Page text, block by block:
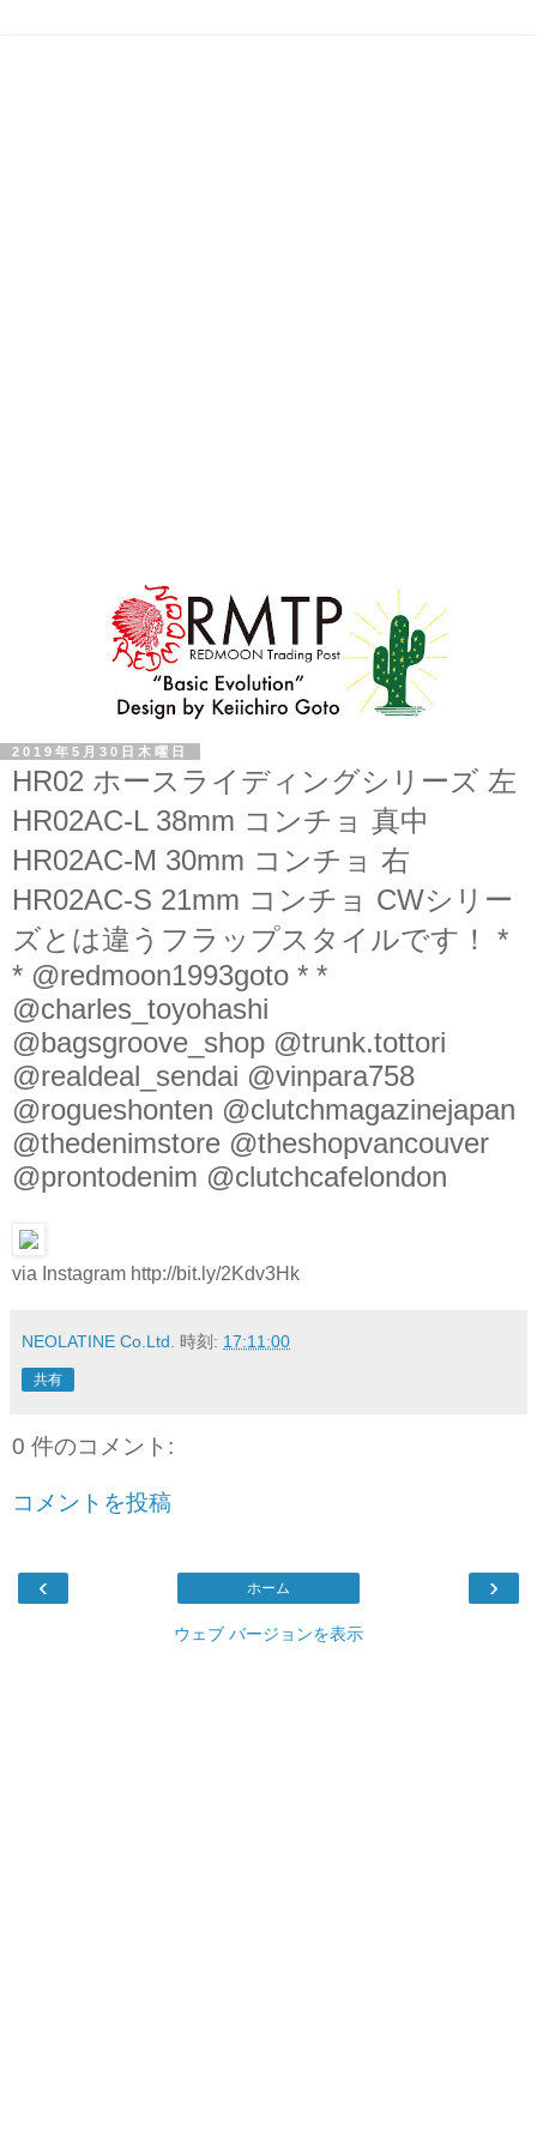
2019年5月30日木曜日
HR02 ホースライディングシリーズ 左
HR02AC-L 38mm コンチョ 真中
HR02AC-M 30mm コンチョ 右
HR02AC-S 21mm コンチョ CWシリー
ズとは違うフラップスタイルです！ *
* @redmoon1993goto * *
@charles_toyohashi
@bagsgroove_shop @trunk.tottori
@realdeal_sendai @vinpara758
@rogueshonten @clutchmagazinejapan
@thedenimstore @theshopvancouver
@prontodenim @clutchcafelondon
via Instagram http://bit.ly/2Kdv3Hk
NEOLATINE Co.Ltd. 時刻: 17:11:00
共有
0 件のコメント:
コメントを投稿
‹ ›
ホーム
ウェブ バージョンを表示